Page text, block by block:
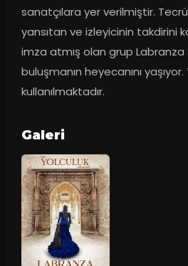
sanatçılara yer verilmiştir.
yansıtan ve izleyicinin takdirini
imza atmış olan grup Labranza
buluşmanın heyecanını
kullanılmaktadır.
Galeri